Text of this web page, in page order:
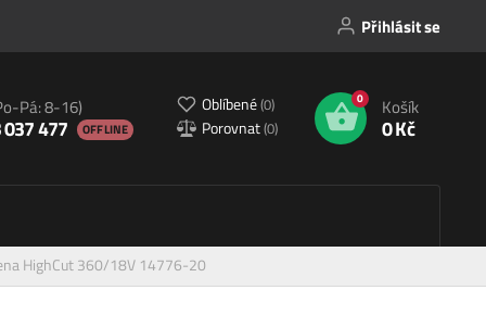
Přihlásit se
Pá: 8-16)
477 OFFLINE
Oblíbené(0)
Porovnat(0)
0 Košík
0 Kč
HighCut 360/18V 14776-20